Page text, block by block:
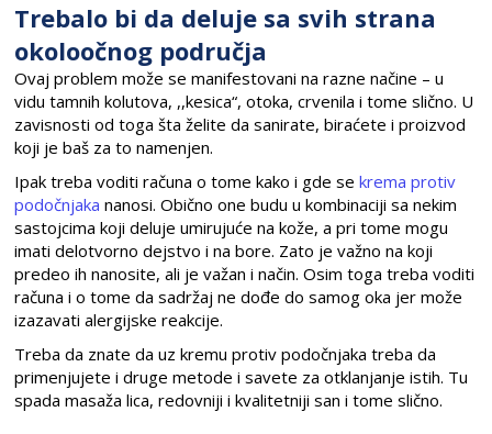
Trebalo bi da deluje sa svih strana
okoloočnog područja
Ovaj problem može se manifestovani na razne načine – u
vidu tamnih kolutova, ,,kesica“, otoka, crvenila i tome slično. U
zavisnosti od toga šta želite da sanirate, biraćete i proizvod
koji je baš za to namenjen.
Ipak treba voditi računa o tome kako i gde sekrema protiv
podočnjaka nanosi. Obično one budu u kombinaciji sa nekim
sastojcima koji deluje umirujuće na kože, a pri tome mogu
imati delotvorno dejstvo i na bore. Zato je važno na koji
predeo ih nanosite, ali je važan i način. Osim toga treba voditi
računa i o tome da sadržaj ne dođe do samog oka jer može
izazavati alergijske reakcije.
Treba da znate da uz kremu protiv podočnjaka treba da
primenjujete i druge metode i savete za otklanjanje istih. Tu
spada masaža lica, redovniji i kvalitetniji san i tome slično.